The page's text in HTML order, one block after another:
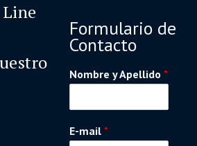
Formulario de
Contacto
Nombre y Apellido *
E-mail *